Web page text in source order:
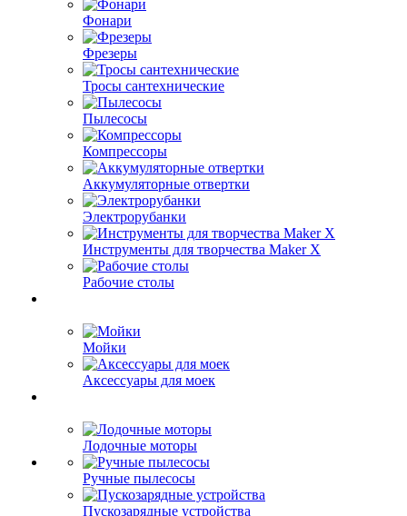
Фонари
Фрезеры
Тросы сантехнические
Пылесосы
Компрессоры
Аккумуляторные отвертки
Электрорубанки
Инструменты для творчества Maker X
Рабочие столы
Мойки
Аксессуары для моек
Лодочные моторы
Ручные пылесосы
Пускозарядные устройства